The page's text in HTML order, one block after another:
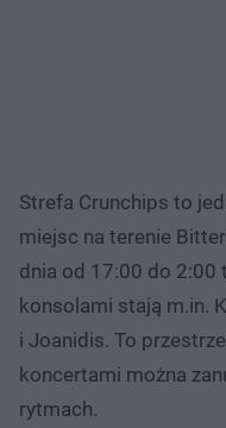
Strefa Crunchips to
miejsc na terenie
dnia od 17:00 do 2:00
konsolami stają m.in.
i Joanidis. To
koncertami można
rytmach.